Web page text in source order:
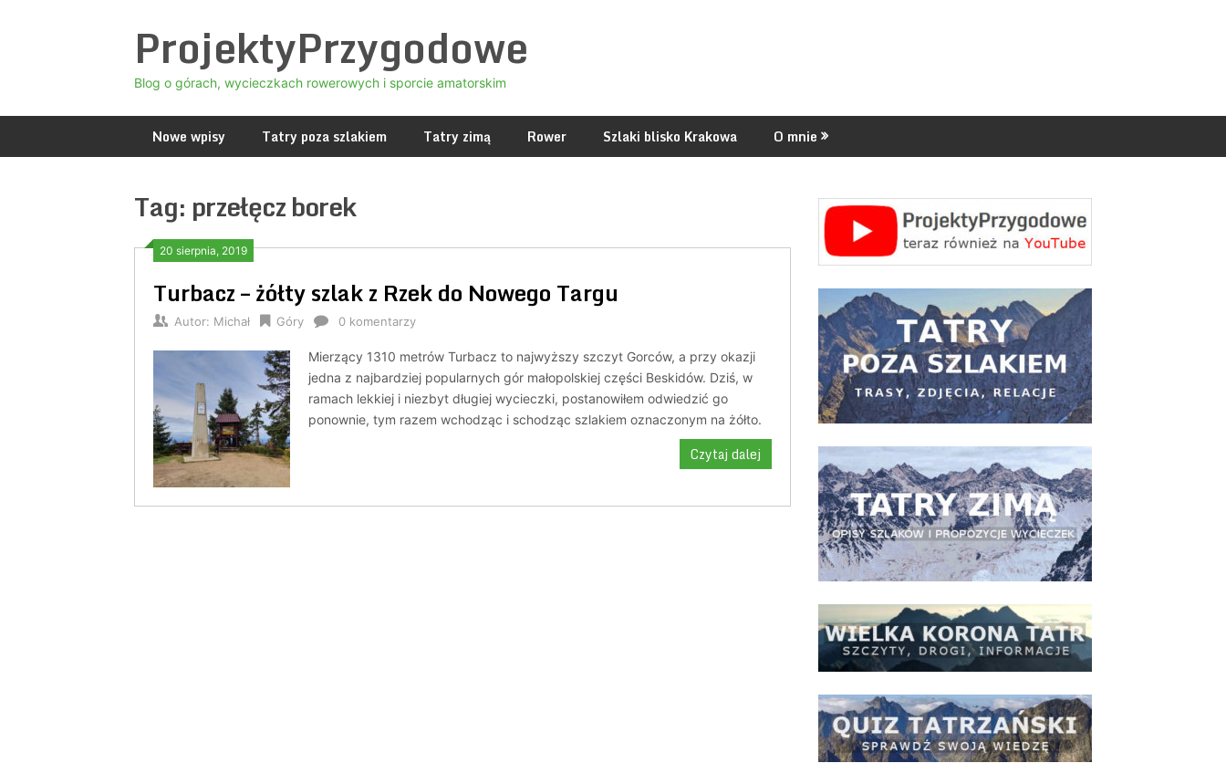
ProjektyPrzygodowe
Blog o górach, wycieczkach rowerowych i sporcie amatorskim
Nowe wpisy Tatry poza szlakiem Tatry zimą Rower Szlaki blisko Krakowa O mnie
Tag: przełęcz borek
20 sierpnia, 2019
Turbacz – żółty szlak z Rzek do Nowego Targu
Autor: Michał Góry 0 komentarzy
Mierzący 1310 metrów Turbacz to najwyższy szczyt Gorców, a przy okazji
jedna z najbardziej popularnych gór małopolskiej części Beskidów. Dziś, w
ramach lekkiej i niezbyt długiej wycieczki, postanowiłem odwiedzić go
ponownie, tym razem wchodząc i schodząc szlakiem oznaczonym na żółto.
Czytaj dalej